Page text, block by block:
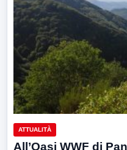
ATTUALITÀ
All’Oasi WWF di